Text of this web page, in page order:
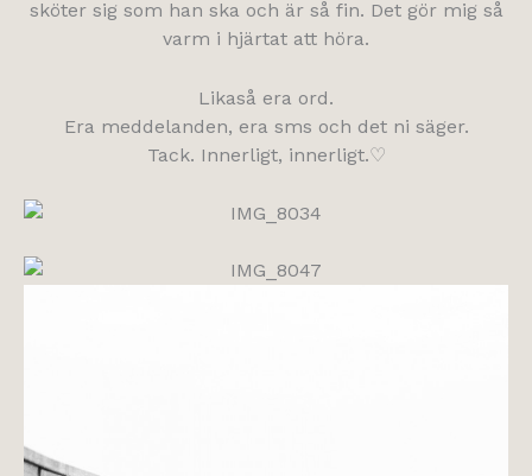
sköter sig som han ska och är så fin. Det gör mig så
varm i hjärtat att höra.
Likaså era ord.
Era meddelanden, era sms och det ni säger.
Tack. Innerligt, innerligt.♡